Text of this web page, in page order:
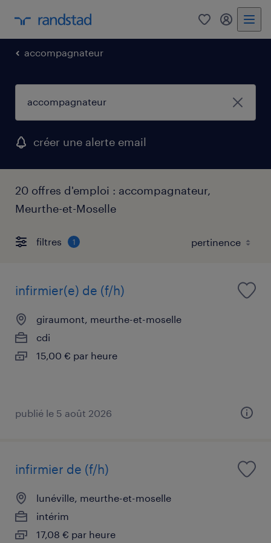
0 mon
accompagnateur
créer une alerte email
20 offres d'emploi : accompagnateur,
Meurthe-et-Moselle
filtres 1
infirmier(e) de (f/h)
giraumont, meurthe-et-moselle
cdi
15,00 € par heure
publié le 5 août 2026
infirmier de (f/h)
lunéville, meurthe-et-moselle
intérim
17,08 € par heure